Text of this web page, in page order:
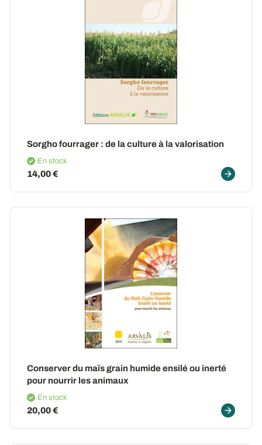
Sorgho fourrager : de la culture à la valorisation
En stock
14,00 €
Conserver du maïs grain humide ensilé ou inerté
pour nourrir les animaux
En stock
20,00 €